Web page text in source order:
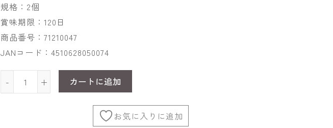
規格：2個
賞味期限：120日
商品番号：71210047
JANコード：4510628050074
- + カートに追加
お気に入りに追加